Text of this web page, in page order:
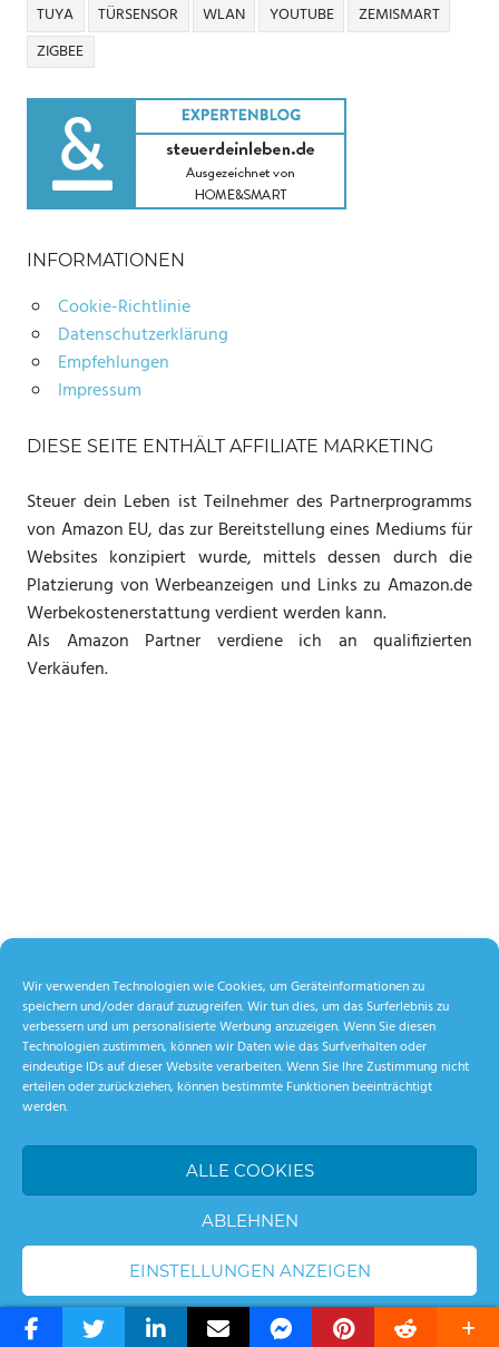
Wir verwenden Technologien wie Cookies, um Geräteinformationen zu
speichern und/oder darauf zuzugreifen. Wir tun dies, um das Surferlebnis zu
verbessern und um personalisierte Werbung anzuzeigen. Wenn Sie diesen
Technologien zustimmen, können wir Daten wie das Surfverhalten oder
eindeutige IDs auf dieser Website verarbeiten. Wenn Sie Ihre Zustimmung nicht
erteilen oder zurückziehen, können bestimmte Funktionen beeinträchtigt
werden.
ALLE COOKIES
ABLEHNEN
EINSTELLUNGEN ANZEIGEN
Cookie-Richtlinie Datenschutzerklärung
TUYA
TÜRSENSOR WLAN YOUTUBE
ZEMISMART
ZIGBEE
INFORMATIONEN
Cookie-Richtlinie
Datenschutzerklärung
Empfehlungen
Impressum
DIESE SEITE ENTHÄLT AFFILIATE MARKETING
Steuer dein Leben ist Teilnehmer des Partnerprogramms
von Amazon EU, das zur Bereitstellung eines Mediums für
Websites konzipiert wurde, mittels dessen durch die
Platzierung von Werbeanzeigen und Links zu Amazon.de
Werbekostenerstattung verdient werden kann.
Als Amazon Partner verdiene ich an qualifizierten
Verkäufen.
WordPress Theme: Palm Beach by ThemeZee.